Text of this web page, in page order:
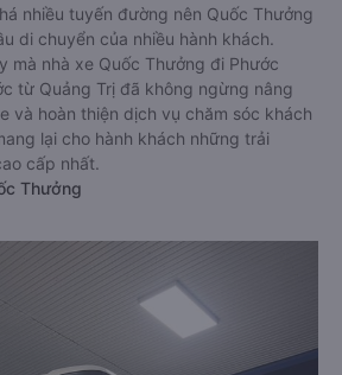
nhiều tuyến đường nên Quốc Thưởng
di chuyển của nhiều hành khách.
mà nhà xe Quốc Thưởng đi Phước
từ Quảng Trị đã không ngừng nâng
và hoàn thiện dịch vụ chăm sóc khách
lại cho hành khách những trải
cấp nhất.
Thưởng